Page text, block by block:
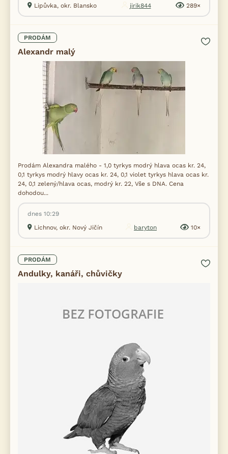
Lipůvka, okr. Blansko
jirik844 289×
PRODÁM
Alexandr malý
Prodám Alexandra malého - 1,0 tyrkys modrý hlava ocas kr. 24,
0,1 tyrkys modrý hlavy ocas kr. 24, 0,1 violet tyrkys hlava ocas kr.
24, 0,1 zelený/hlava ocas, modrý kr. 22, Vše s DNA. Cena
dohodou...
dnes 10:29
Lichnov, okr. Nový Jičín
baryton 10×
PRODÁM
Andulky, kanáři, chůvičky